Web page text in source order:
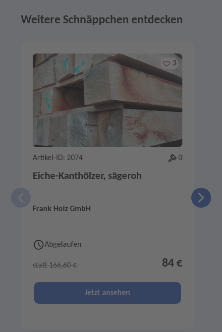
Weitere Schnäppchen entdecken
Merken
3
Artikel-ID: 2074 0
Eiche-Kanthölzer, sägeroh
Frank Holz GmbH
Abgelaufen
statt 166,60 € 84 €
Jetzt ansehen